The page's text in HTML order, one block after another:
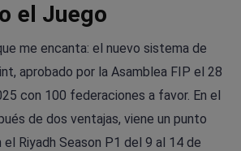
el Juego
me encanta: el nuevo sistema de
aprobado por la Asamblea FIP el 28
con 100 federaciones a favor. En el
de dos ventajas, viene un punto
Riyadh Season P1 del 9 al 14 de